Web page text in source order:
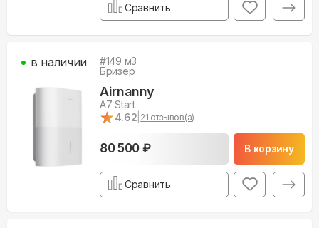
Сравнить
#149 м3
Бризер
Airnanny
A7 Start
★
★4.62 21 отзывов(а)
80 500 ₽ В корзину
в наличии
Сравнить